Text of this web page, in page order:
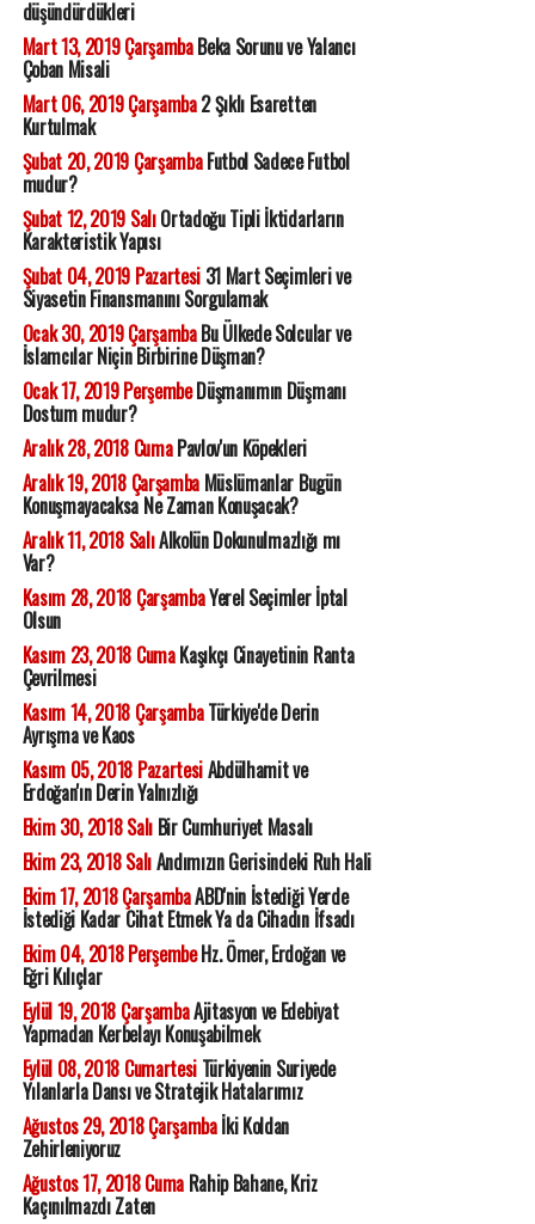
düşündürdükleri
Mart 13, 2019 ÇarşambaBeka Sorunu ve Yalancı
Çoban Misali
Mart 06, 2019 Çarşamba2 Şıklı Esaretten
Kurtulmak
Şubat 20, 2019 ÇarşambaFutbol Sadece Futbol
mudur?
Şubat 12, 2019 SalıOrtadoğu Tipli İktidarların
Karakteristik Yapısı
Şubat 04, 2019 Pazartesi31 Mart Seçimleri ve
Siyasetin Finansmanını Sorgulamak
Ocak 30, 2019 ÇarşambaBu Ülkede Solcular ve
İslamcılar Niçin Birbirine Düşman?
Ocak 17, 2019 PerşembeDüşmanımın Düşmanı
Dostum mudur?
Aralık 28, 2018 CumaPavlov'un Köpekleri
Aralık 19, 2018 ÇarşambaMüslümanlar Bugün
Konuşmayacaksa Ne Zaman Konuşacak?
Aralık 11, 2018 SalıAlkolün Dokunulmazlığı mı
Var?
Kasım 28, 2018 ÇarşambaYerel Seçimler İptal
Olsun
Kasım 23, 2018 CumaKaşıkçı Cinayetinin Ranta
Çevrilmesi
Kasım 14, 2018 ÇarşambaTürkiye'de Derin
Ayrışma ve Kaos
Kasım 05, 2018 PazartesiAbdülhamit ve
Erdoğan'ın Derin Yalnızlığı
Ekim 30, 2018 SalıBir Cumhuriyet Masalı
Ekim 23, 2018 SalıAndımızın Gerisindeki Ruh Hali
Ekim 17, 2018 ÇarşambaABD'nin İstediği Yerde
İstediği Kadar Cihat Etmek Ya da Cihadın İfsadı
Ekim 04, 2018 PerşembeHz. Ömer, Erdoğan ve
Eğri Kılıçlar
Eylül 19, 2018 ÇarşambaAjitasyon ve Edebiyat
Yapmadan Kerbelayı Konuşabilmek
Eylül 08, 2018 CumartesiTürkiyenin Suriyede
Yılanlarla Dansı ve Stratejik Hatalarımız
Ağustos 29, 2018 Çarşambaİki Koldan
Zehirleniyoruz
Ağustos 17, 2018 CumaRahip Bahane, Kriz
Kaçınılmazdı Zaten